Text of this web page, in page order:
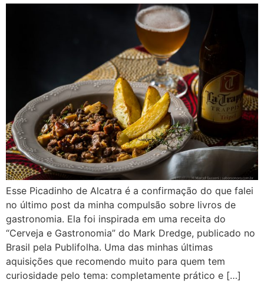
Esse Picadinho de Alcatra é a confirmação do que falei
no último post da minha compulsão sobre livros de
gastronomia. Ela foi inspirada em uma receita do
“Cerveja e Gastronomia” do Mark Dredge, publicado no
Brasil pela Publifolha. Uma das minhas últimas
aquisições que recomendo muito para quem tem
curiosidade pelo tema: completamente prático e […]